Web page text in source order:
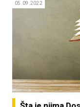
05.09.2022